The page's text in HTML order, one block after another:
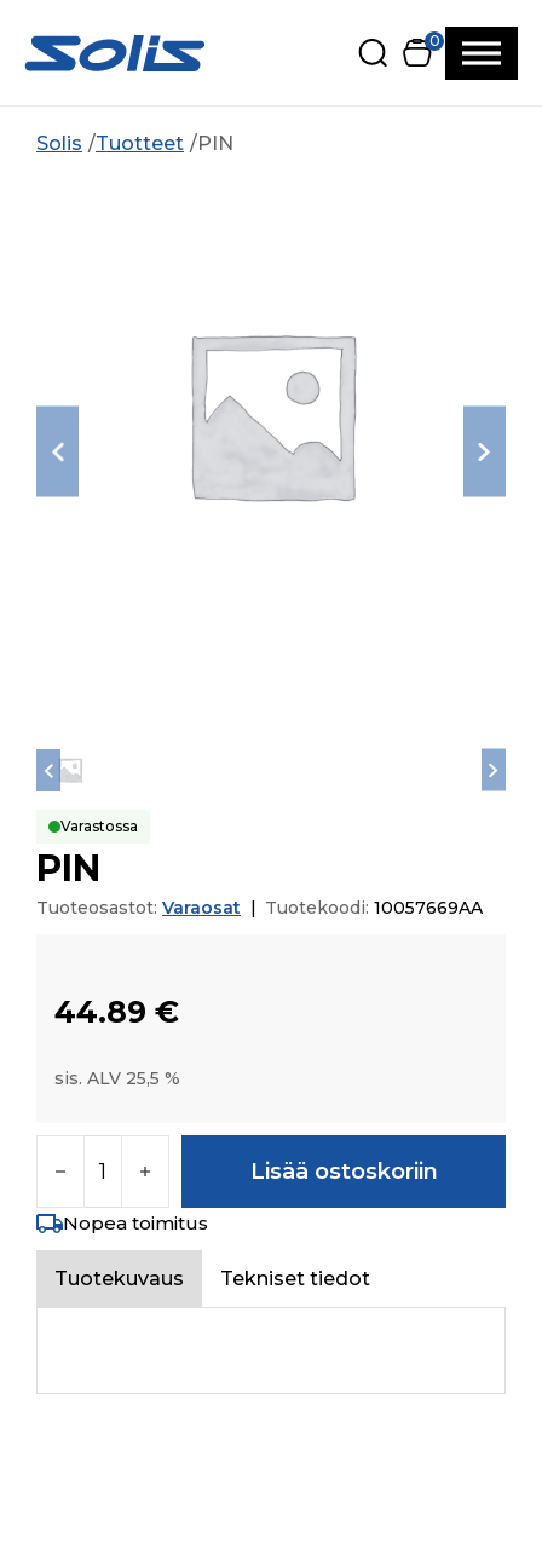
0
Solis Tuotteet PIN
Varastossa
PIN
Tuoteosastot: Varaosat Tuotekoodi: 10057669AA
44.89 €
sis. ALV 25,5 %
Lisää ostoskoriin
Nopea toimitus
Tuotekuvaus Tekniset tiedot